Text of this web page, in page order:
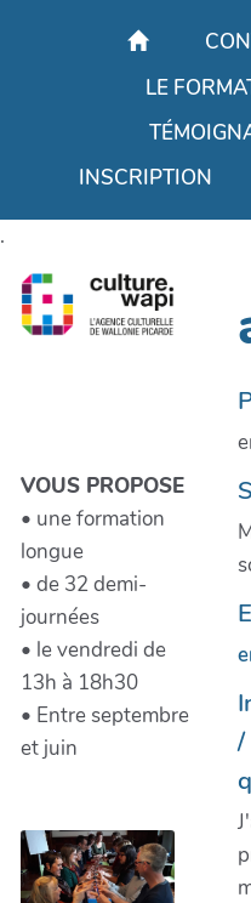
Aller au contenu
LE
INSCRIPTION
.
VOUS PROPOSE
• une formation
longue
• de 32 demi-
journées
• le vendredi de
13h à 18h30
• Entre septembre
et juin
/